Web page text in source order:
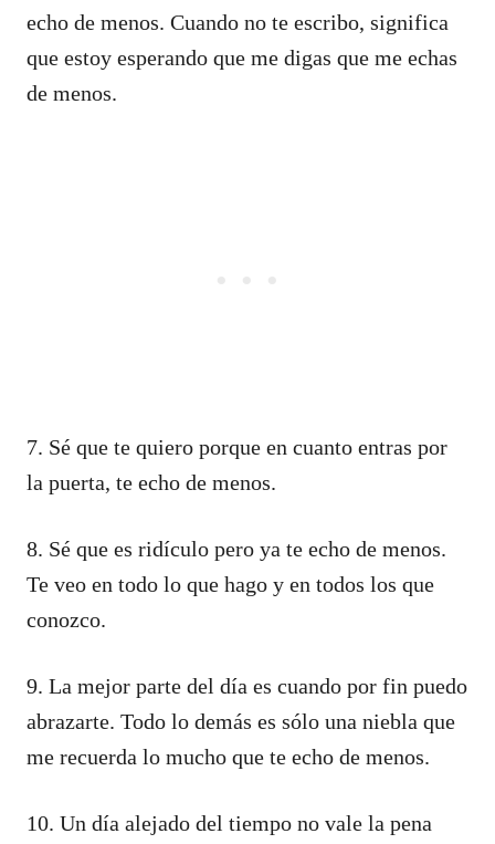
echo de menos. Cuando no te escribo, significa
que estoy esperando que me digas que me echas
de menos.
7. Sé que te quiero porque en cuanto entras por
la puerta, te echo de menos.
8. Sé que es ridículo pero ya te echo de menos.
Te veo en todo lo que hago y en todos los que
conozco.
9. La mejor parte del día es cuando por fin puedo
abrazarte. Todo lo demás es sólo una niebla que
me recuerda lo mucho que te echo de menos.
10. Un día alejado del tiempo no vale la pena